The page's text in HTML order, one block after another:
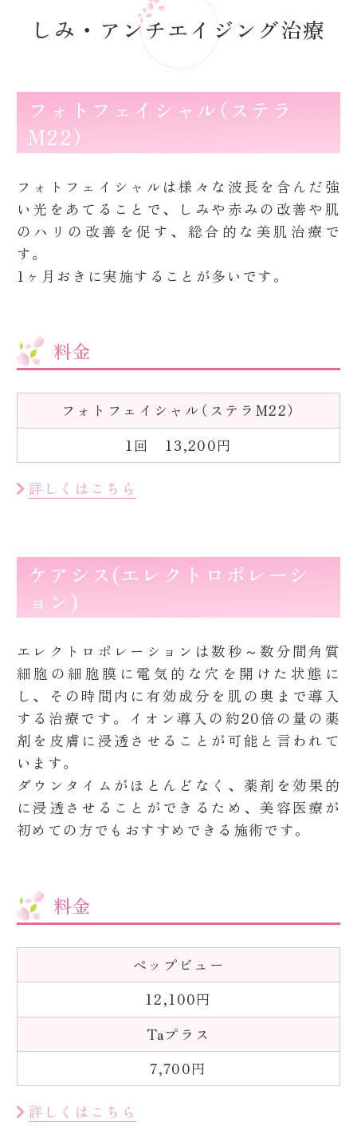
しみ・アンチエイジング治療
フォトフェイシャル（ステラ
M22）
フォトフェイシャルは様々な波長を含んだ強
い光をあてることで、しみや赤みの改善や肌
のハリの改善を促す、総合的な美肌治療で
す。
1ヶ月おきに実施することが多いです。
料金
フォトフェイシャル（ステラM22）
1回 13,200円
詳しくはこちら
ケアシス(エレクトロポレーシ
ョン)
エレクトロポレーションは数秒～数分間角質
細胞の細胞膜に電気的な穴を開けた状態に
し、その時間内に有効成分を肌の奥まで導入
する治療です。イオン導入の約20倍の量の薬
剤を皮膚に浸透させることが可能と言われて
います。
ダウンタイムがほとんどなく、薬剤を効果的
に浸透させることができるため、美容医療が
初めての方でもおすすめできる施術です。
料金
ペップビュー
12,100円
Taプラス
7,700円
詳しくはこちら